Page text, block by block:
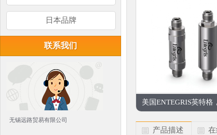
日本品牌
联系我们
无锡远路贸易有限公司
美国ENTEGRIS英特格
产品描述